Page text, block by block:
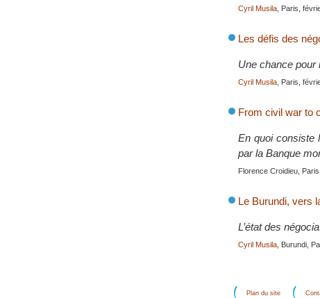
Cyril Musila , Paris,
Les défis des
Une chance pour
Cyril Musila , Paris,
From civil war to
En quoi consiste
par la Banque
Florence Croidieu,
Le Burundi, vers
L’état des
Cyril Musila , Burundi,
Plan du site